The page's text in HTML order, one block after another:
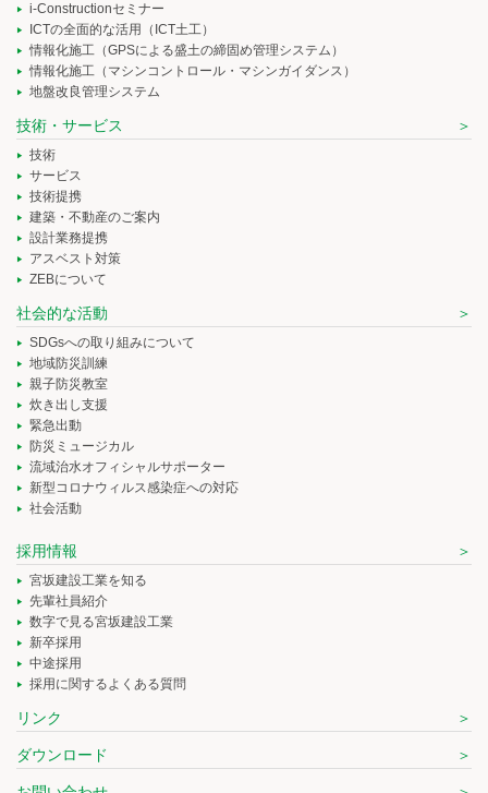
i-Constructionセミナー
ICTの全面的な活用（ICT土工）
情報化施工（GPSによる盛土の締固め管理システム）
情報化施工（マシンコントロール・マシンガイダンス）
地盤改良管理システム
技術・サービス
技術
サービス
技術提携
建築・不動産のご案内
設計業務提携
アスベスト対策
ZEBについて
社会的な活動
SDGsへの取り組みについて
地域防災訓練
親子防災教室
炊き出し支援
緊急出動
防災ミュージカル
流域治水オフィシャルサポーター
新型コロナウィルス感染症への対応
社会活動
採用情報
宮坂建設工業を知る
先輩社員紹介
数字で見る宮坂建設工業
新卒採用
中途採用
採用に関するよくある質問
リンク
ダウンロード